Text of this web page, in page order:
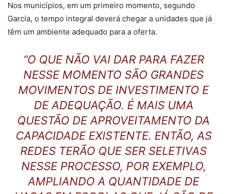
Nos municípios, em um primeiro momento, segundo
Garcia, o tempo integral deverá chegar a unidades que já
têm um ambiente adequado para a oferta.
“O QUE NÃO VAI DAR PARA FAZER
NESSE MOMENTO SÃO GRANDES
MOVIMENTOS DE INVESTIMENTO E
DE ADEQUAÇÃO. É MAIS UMA
QUESTÃO DE APROVEITAMENTO DA
CAPACIDADE EXISTENTE. ENTÃO, AS
REDES TERÃO QUE SER SELETIVAS
NESSE PROCESSO, POR EXEMPLO,
AMPLIANDO A QUANTIDADE DE